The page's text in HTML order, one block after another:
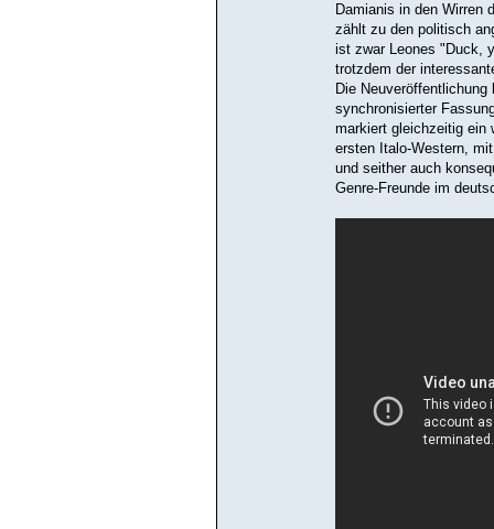
Damianis in den Wirren
zählt zu den politisch
ist zwar Leones "Duck,
trotzdem der
Die
synchronisierter
markiert gleichzeitig ein
ersten Italo-Western,
und seither auch
Genre-Freunde im